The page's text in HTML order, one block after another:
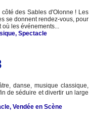
des Sables d'Olonne ! Les
se donnent rendez-vous, pour
les événements...
, Spectacle
danse, musique classique,
de séduire et divertir un large
,Vendée en Scène